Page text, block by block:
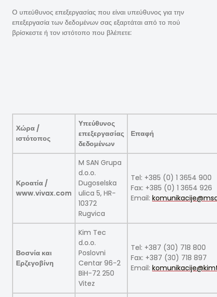
Ο υπεύθυνος επεξεργασίας που είναι υπεύθυνος για την
επεξεργασία των δεδομένων σας εξαρτάται από το πού
βρίσκεστε ή τον ιστότοπο που βλέπετε:
Χώρα /
ιστότοπος
Υπεύθυνος
επεξεργασίας
δεδομένων
Επαφή
Κροατία /
www.vivax.com
M SAN Grupa
d.o.o.
Dugoselska
ulica 5, HR-
10372
Rugvica
Tel: +385 (0) 1 3654 900
Fax: +385 (0) 1 3654 926
Email:
Βοσνία και
Ερζεγοβίνη
Kim Tec
d.o.o.
Poslovni
Centar 96-2
BiH-72 250
Vitez
Tel: +387 (30) 718 800
Fax: +387 (30) 718 897
Email: